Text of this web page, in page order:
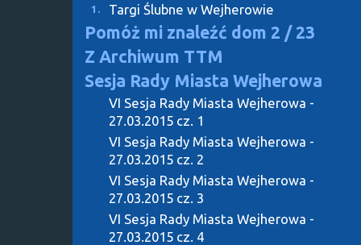
1. Targi Ślubne w Wejherowie
Pomóż mi znaleźć dom 2 / 23
Z Archiwum TTM
Sesja Rady Miasta Wejherowa
VI Sesja Rady Miasta Wejherowa -
27.03.2015 cz. 1
VI Sesja Rady Miasta Wejherowa -
27.03.2015 cz. 2
VI Sesja Rady Miasta Wejherowa -
27.03.2015 cz. 3
VI Sesja Rady Miasta Wejherowa -
27.03.2015 cz. 4